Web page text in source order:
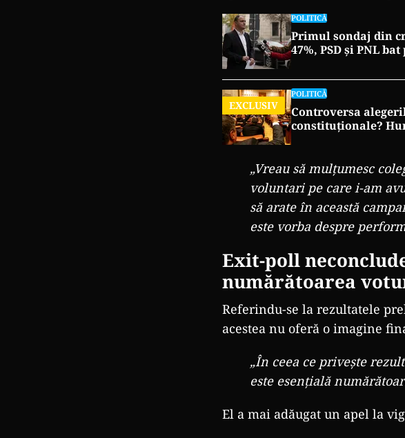
POLITICĂ
Primul sondaj din
47%, PSD și PNL
EXCLUSIV
POLITICĂ
Controversa
constituționale?
„Vreau să mulțumesc
voluntari pe care i-am
să arate în această
este vorba despre
Exit-poll
numărătoarea
Referindu-se la rezultatele
acestea nu oferă o imagine
„În ceea ce privește
este esențială
El a mai adăugat un apel la